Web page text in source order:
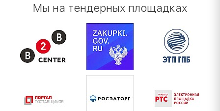
Мы на тендерных площадках